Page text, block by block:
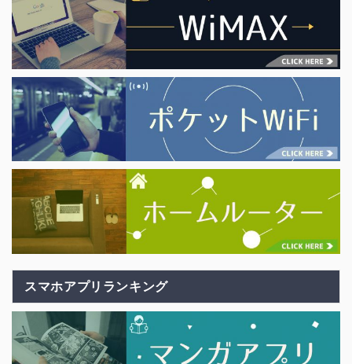
スマホアプリランキング